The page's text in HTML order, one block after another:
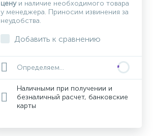
ценуи наличие необходимого товара
у менеджера. Приносим извинения за
неудобства.
Добавить к сравнению
Определяем...
Наличными при получении и
безналичный расчет, банковские
карты